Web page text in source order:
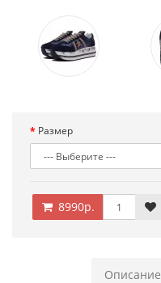
Размер
8990р.
Описание